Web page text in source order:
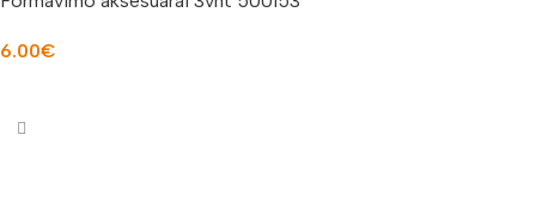
6.00€